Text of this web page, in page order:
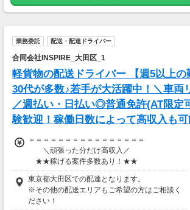
手数料・ロイヤリティ完全0円なので、
▶稼いだ分がそのまま収入に直結！
＜ 月収50万円以上のスタッフも多数在籍！ ＞
月収例
▼ 未経験スタートAさん
日額22,900円 × 月20日 ＝【月収45万円以上】
▼ 安定して稼ぎたいBさん
日額25,000円 × 月22日 ＝【月収55万円】
▼ ガッツリ稼ぎたいCさん
日額30,000円 × 月25日 ＝【月収75万円】
頑張った分だけしっかり収入アップ↑
「とにかく稼ぎたい」も、
業務委託 配送・配達ドライバー
合同会社INSPIRE_大田区_1
軽貨物の配送ドライバー 【週5以上の
30代が多数♪若手が大活躍中！＼車両
／週払い・日払い◎普通免許(AT限定
験歓迎！稼働日数によって高収入も可
＝＝＝＝＝＝＝＝＝＝＝＝＝＝＝＝
＼頑張った分だけ高収入／
★★稼げる案件多数あり！★★
＝＝＝＝＝＝＝＝＝＝＝＝＝＝＝＝
■大手宅配の配送
￣￣￣￣￣￣￣￣￣
⇒日給18,000円～35,000円！
東京都大田区での配達となります。
※その他の配送エリアもご希望の方はご相談く
ださい！